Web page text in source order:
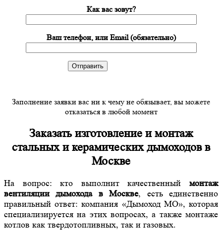
Как вас зовут?
Ваш телефон, или Email (обязательно)
Заполнение заявки вас ни к чему не обязывает, вы можете
отказаться в любой момент
Заказать изготовление и монтаж
стальных и керамических дымоходов в
Москве
На вопрос: кто выполнит качественный монтаж
вентиляции дымохода в Москве, есть единственно
правильный ответ: компания «Дымоход МО», которая
специализируется на этих вопросах, а также монтаже
котлов как твердотопливных, так и газовых.